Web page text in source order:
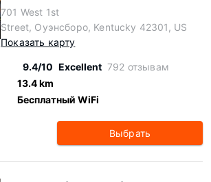
701 West 1st
Street, Оуэнсборо, Kentucky 42301, US
Показать карту
9.4/10 Excellent 792 отзывам
13.4 km
Бесплатный WiFi
Выбрать